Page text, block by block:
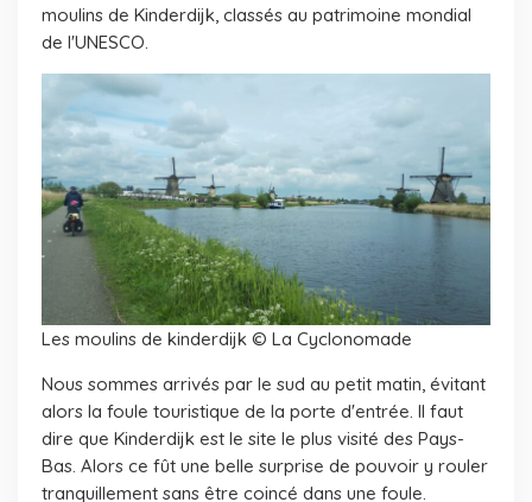
moulins de Kinderdijk, classés au patrimoine mondial
de l'UNESCO.
Les moulins de kinderdijk © La Cyclonomade
Nous sommes arrivés par le sud au petit matin, évitant
alors la foule touristique de la porte d'entrée. Il faut
dire que Kinderdijk est le site le plus visité des Pays-
Bas. Alors ce fût une belle surprise de pouvoir y rouler
tranquillement sans être coincé dans une foule.